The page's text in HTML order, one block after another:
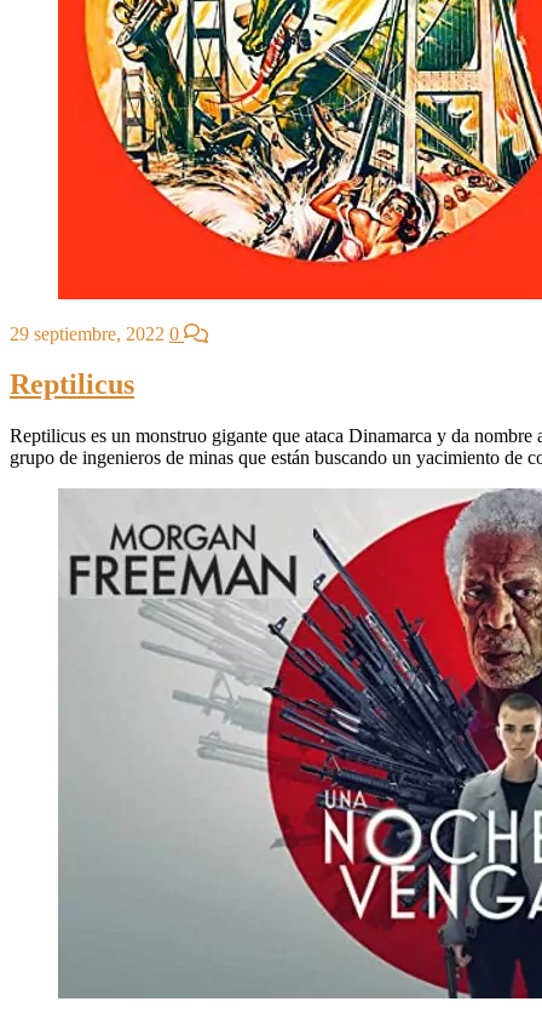
29 septiembre, 2022 0
Reptilicus
Reptilicus es un monstruo gigante que ataca Dinamarca y da
grupo de ingenieros de minas que están buscando un yacimiento